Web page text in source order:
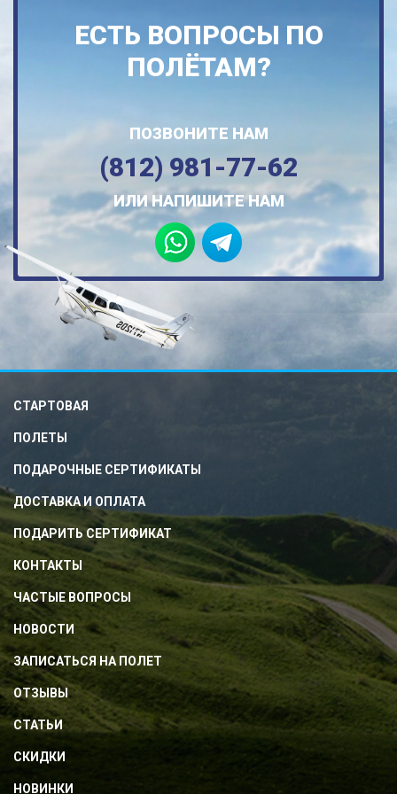
ЕСТЬ ВОПРОСЫ ПО
ПОЛЁТАМ?
ПОЗВОНИТЕ НАМ
(812) 981-77-62
ИЛИ НАПИШИТЕ НАМ
СТАРТОВАЯ
ПОЛЕТЫ
ПОДАРОЧНЫЕ СЕРТИФИКАТЫ
ДОСТАВКА И ОПЛАТА
ПОДАРИТЬ СЕРТИФИКАТ
КОНТАКТЫ
ЧАСТЫЕ ВОПРОСЫ
НОВОСТИ
ЗАПИСАТЬСЯ НА ПОЛЕТ
ОТЗЫВЫ
СТАТЬИ
СКИДКИ
НОВИНКИ